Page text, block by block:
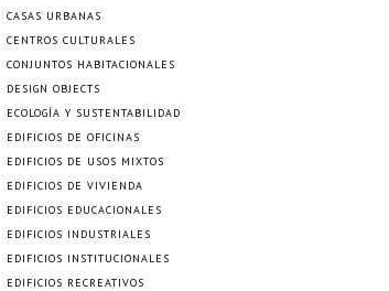
CASAS URBANAS
CENTROS CULTURALES
CONJUNTOS HABITACIONALES
DESIGN OBJECTS
ECOLOGÍA Y SUSTENTABILIDAD
EDIFICIOS DE OFICINAS
EDIFICIOS DE USOS MIXTOS
EDIFICIOS DE VIVIENDA
EDIFICIOS EDUCACIONALES
EDIFICIOS INDUSTRIALES
EDIFICIOS INSTITUCIONALES
EDIFICIOS RECREATIVOS